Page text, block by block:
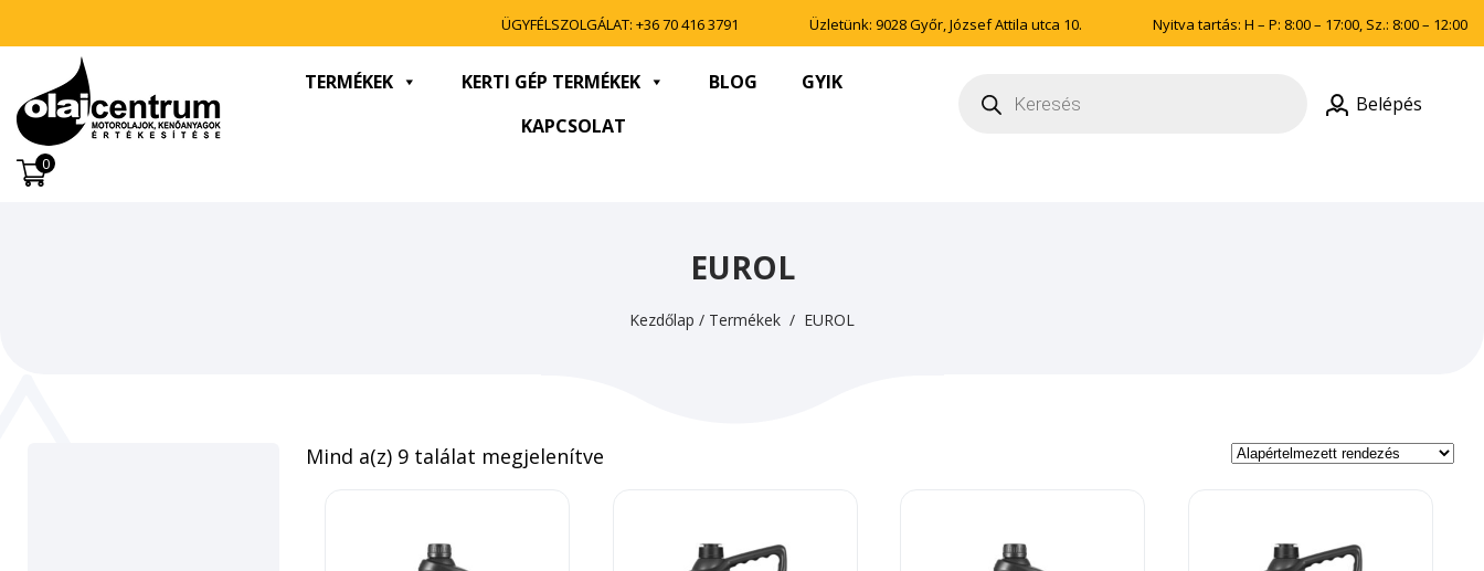
ÜGYFÉLSZOLGÁLAT: +36 70 416 3791 Üzletünk: 9028 Győr, József Attila utca 10. Nyitva tartás: H – P: 8:00 – 17:00, Sz.: 8:00 – 12:00
TERMÉKEK KERTI GÉP TERMÉKEK BLOG
GYIK
KAPCSOLAT
search Belépés
0
EUROL
Kezdőlap / Termékek / EUROL
Mind a(z) 9 találat megjelenítve